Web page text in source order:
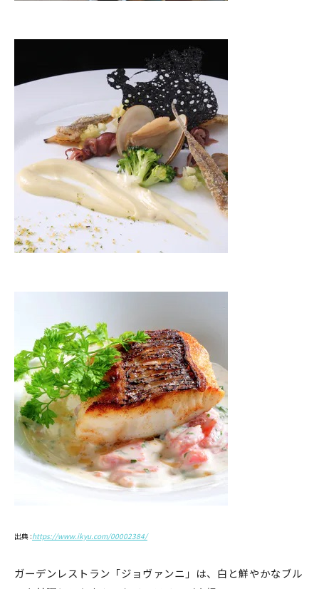
出典 :https://www.ikyu.com/00002384/
ガーデンレストラン「ジョヴァンニ」は、白と鮮やかなブル